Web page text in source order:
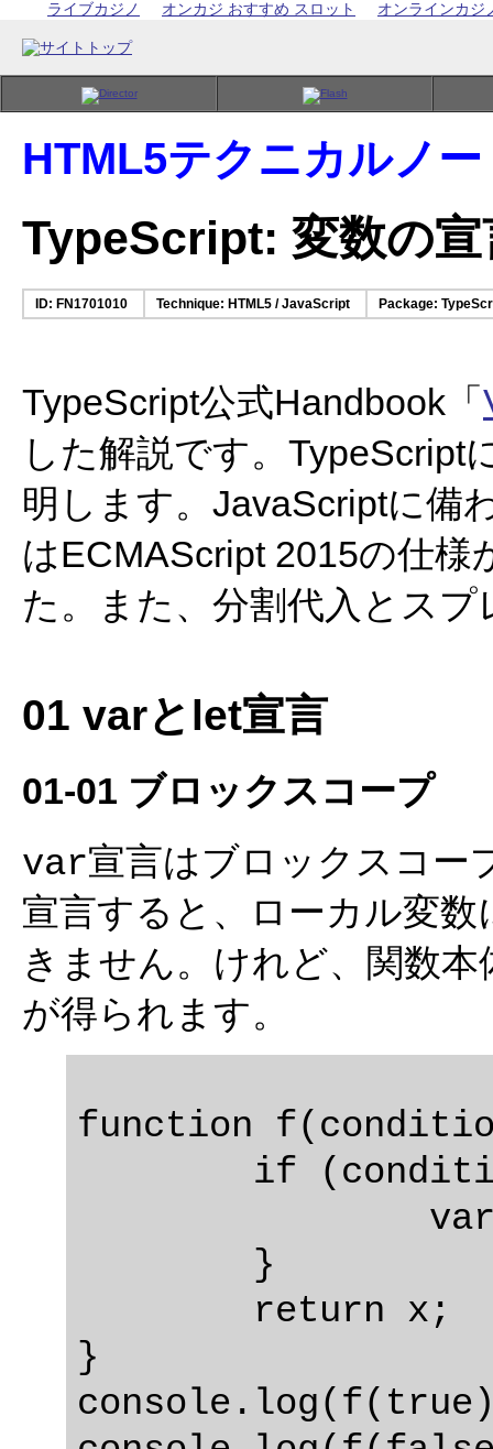
ライブカジノ オンカジ おすすめ スロット オンラインカジ
HTML5テクニカルノー
TypeScript: 変数の宣
ID: FN1701010 Technique: HTML5 / JavaScript Package:
TypeScript公式Handbook「
した解説です。TypeScript
明します。JavaScriptに備
はECMAScript 2015の仕様
た。また、分割代入とス
01 varとlet宣言
01-01 ブロックスコープ
var宣言はブロックスコー
宣言すると、ローカル変
きません。けれど、関数
が得られます。
function
}